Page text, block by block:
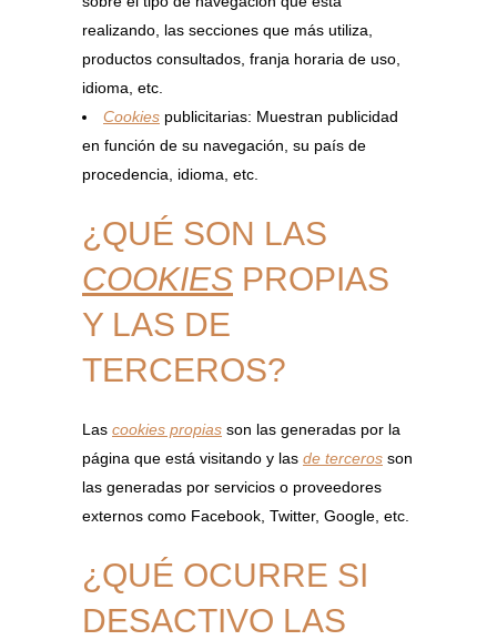
realizando, las secciones que más utiliza,
productos consultados, franja horaria de uso,
idioma, etc.
Cookies publicitarias: Muestran publicidad
en función de su navegación, su país de
procedencia, idioma, etc.
¿QUÉ SON LAS
COOKIES PROPIAS
Y LAS DE
TERCEROS?
Las cookies propias son las generadas por la
página que está visitando y las de terceros son
las generadas por servicios o proveedores
externos como Facebook, Twitter, Google, etc.
¿QUÉ OCURRE SI
DESACTIVO LAS